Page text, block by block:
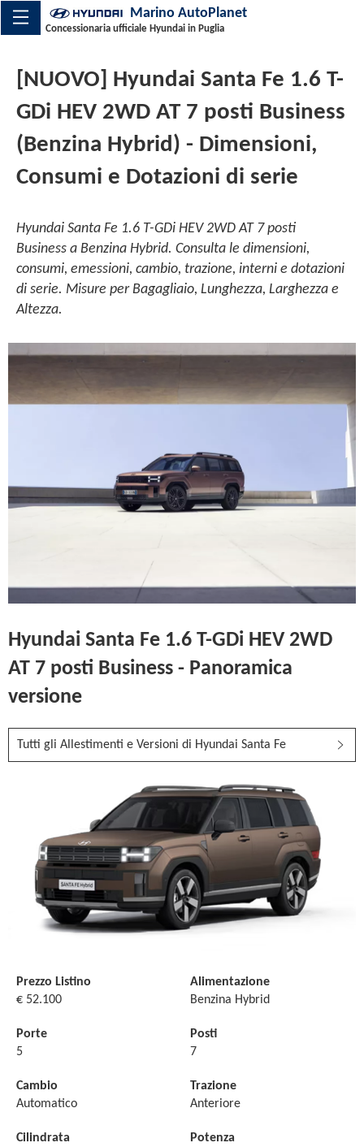
Marino AutoPlanet
Concessionaria ufficiale Hyundai in Puglia
[NUOVO] Hyundai Santa Fe 1.6 T-
GDi HEV 2WD AT 7 posti Business
(Benzina Hybrid) - Dimensioni,
Consumi e Dotazioni di serie
Hyundai Santa Fe 1.6 T-GDi HEV 2WD AT 7 posti
Business a Benzina Hybrid. Consulta le dimensioni,
consumi, emessioni, cambio, trazione, interni e dotazioni
di serie. Misure per Bagagliaio, Lunghezza, Larghezza e
Altezza.
Hyundai Santa Fe 1.6 T-GDi HEV 2WD
AT 7 posti Business - Panoramica
versione
Tutti gli Allestimenti e Versioni di Hyundai Santa Fe
Prezzo Listino
€ 52.100
Alimentazione
Benzina Hybrid
Porte
5
Posti
7
Cambio
Automatico
Trazione
Anteriore
Cilindrata
Potenza